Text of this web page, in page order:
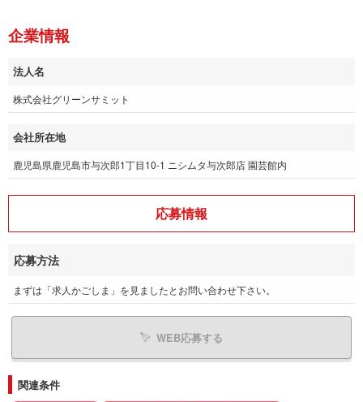
企業情報
法人名
株式会社グリーンサミット
会社所在地
鹿児島県鹿児島市与次郎1丁目10-1 ニシムタ与次郎店 園芸館内
応募情報
応募方法
まずは「求人かごしま」を見ましたとお問い合わせ下さい。
WEB応募する
関連条件